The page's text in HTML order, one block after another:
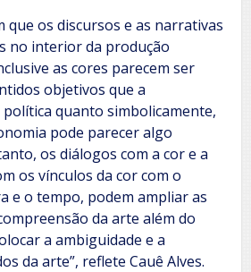
que os discursos e as narrativas
no interior da produção
as cores parecem ser
objetivos que a
quanto simbolicamente,
pode parecer algo
os diálogos com a cor e a
os vínculos da cor com o
e o tempo, podem ampliar as
da arte além do
a ambiguidade e a
da arte”, reflete Cauê Alves.